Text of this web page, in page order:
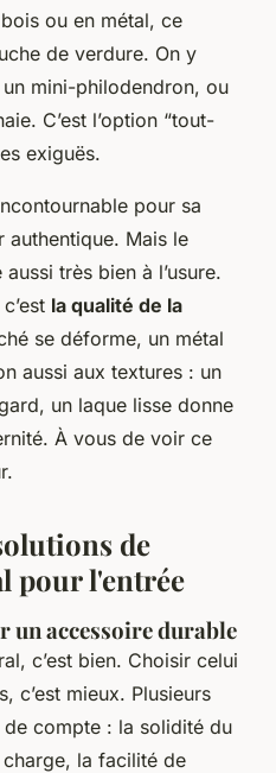
ou en métal, ce
de verdure. On y
mini-philodendron, ou
C’est l’option “tout-
exiguës.
pour sa
authentique. Mais le
très bien à l’usure.
la qualité de la
se déforme, un métal
aussi aux textures : un
un laque lisse donne
À vous de voir ce
de
pour l'entrée
un accessoire durable
c’est bien. Choisir celui
c’est mieux. Plusieurs
compte : la solidité du
la facilité de